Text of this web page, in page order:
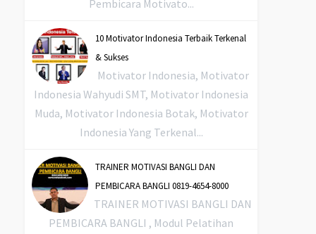
Pembicara Motivato...
10 Motivator Indonesia Terbaik Terkenal
& Sukses
Motivator Indonesia, Motivator
Indonesia Wahyudi SMT, Motivator Indonesia
Muda, Motivator Indonesia Botak, Motivator
Indonesia Yang Terkenal...
TRAINER MOTIVASI BANGLI DAN
PEMBICARA BANGLI 0819-4654-8000
TRAINER MOTIVASI BANGLI DAN
PEMBICARA BANGLI , Modul Pelatihan